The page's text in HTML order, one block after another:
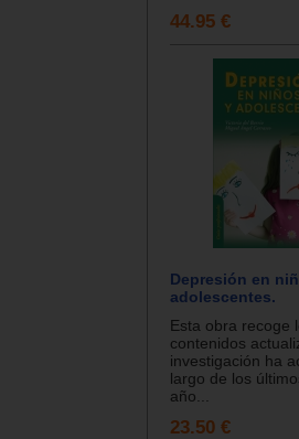
44.95 €
Depresión en
adolescentes.
Esta obra recoge
contenidos
investigación ha
largo de los
año...
23.50 €